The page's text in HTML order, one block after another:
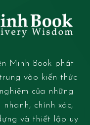
Minh Book phát
vào kiến thức
của những
chính xác,
và thiết lập uy